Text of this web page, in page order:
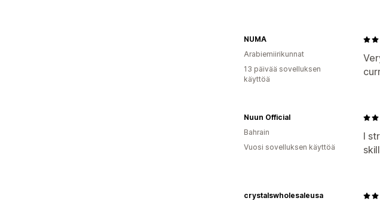
NUMA
Arabiemiirikunnat
13 päivää sovelluksen
käyttöä
I
Nuun Official
Bahrain
Vuosi sovelluksen käyttöä
crystalswholesaleusa